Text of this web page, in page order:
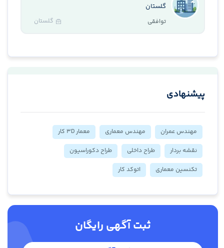
گلستان
توافقی گلستان
پیشنهادی
مهندس عمران مهندس معماری
معمار 3D کار
نقشه بردار
طراح داخلی
طراح دکوراسیون
تکنسین معماری
اتوکد کار
ثبت آگهی رایگان